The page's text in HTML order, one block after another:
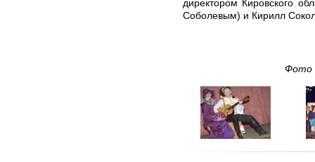
директором Кировского
Соболевым) и Кирилл
Фото